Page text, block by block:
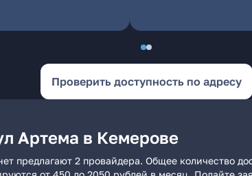
Проверить доступность по адресу
Артема в Кемерове
предлагают 2 провайдера. Общее количество